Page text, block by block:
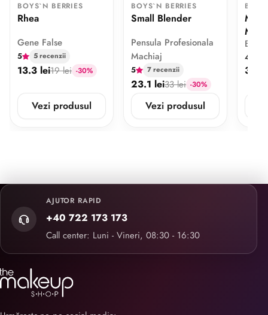
BOYS`N BERRIES
Rhea
Gene False
5 5 recenzii
13.3 lei19 lei -30%
Vezi produsul
BOYS`N BERRIES
Small Blender
Pensula Profesionala
Machiaj
5 7 recenzii
23.1 lei33 lei -30%
Vezi produsul
4.81
34
AJUTOR RAPID
+40 722 173 173
Call center: Luni - Vineri, 08:30 - 16:30